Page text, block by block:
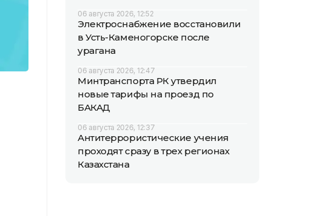
06 августа 2026, 12:52
Электроснабжение восстановили
в Усть-Каменогорске после
урагана
06 августа 2026, 12:47
Минтранспорта РК утвердил
новые тарифы на проезд по
БАКАД
06 августа 2026, 12:37
Антитеррористические учения
проходят сразу в трех регионах
Казахстана